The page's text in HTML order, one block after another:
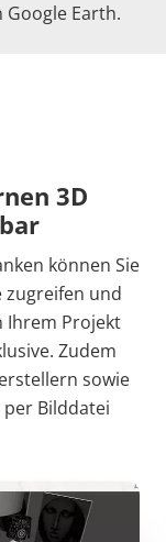
Earth.
3D
können Sie
zugreifen und
Ihrem Projekt
Zudem
sowie
Bilddatei